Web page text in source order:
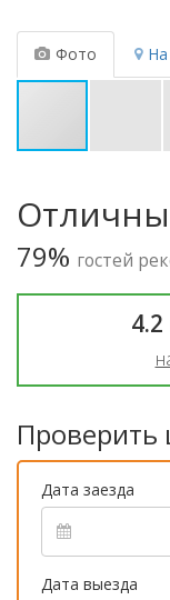
Фото На
79% гостей
4.2
Проверить
Дата заезда
Дата выезда